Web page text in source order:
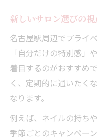
新しいサロン選びの
名古屋駅周辺でプライ
「自分だけの特別感」
着目するのがおすすめ
く、定期的に通いたく
なります。
例えば、ネイルの持ち
季節ごとのキャンペー